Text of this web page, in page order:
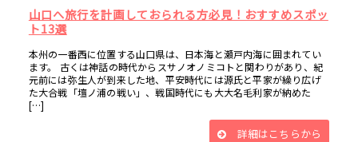
山口へ旅行を計画しておられる方必見！おすすめスポッ
ト13選
本州の一番西に位置する山口県は、日本海と瀬戸内海に囲まれてい
ます。 古くは神話の時代からスサノオノミコトと関わりがあり、紀
元前には弥生人が到来した地、平安時代には源氏と平家が繰り広げ
た大合戦「壇ノ浦の戦い」、戦国時代にも大大名毛利家が納めた
[…]
詳細はこちらから